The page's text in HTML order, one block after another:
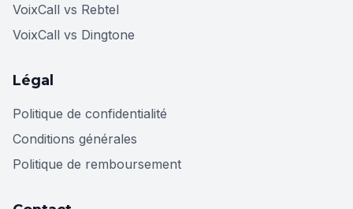
VoixCall vs Rebtel
VoixCall vs Dingtone
Légal
Politique de confidentialité
Conditions générales
Politique de remboursement